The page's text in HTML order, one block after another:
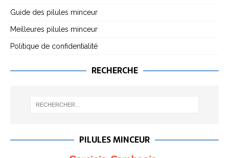
Guide des pilules minceur
Meilleures pilules minceur
Politique de confidentialité
RECHERCHE
PILULES MINCEUR